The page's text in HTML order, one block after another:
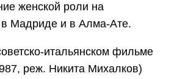
женской роли на
в Мадриде и в Алма-Ате.
итальянском фильме
реж. Никита Михалков)